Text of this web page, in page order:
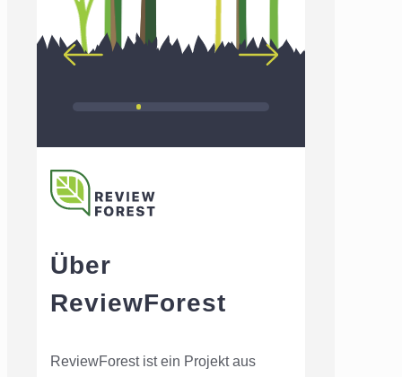
Über
ReviewForest
ReviewForest ist ein Projekt aus